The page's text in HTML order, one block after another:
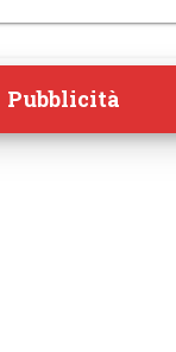
Pubblicità